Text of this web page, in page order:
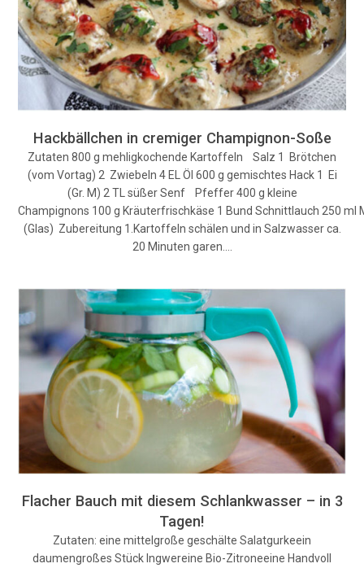
Hackbällchen in cremiger Champignon-Soße
Zutaten 800 g mehligkochende Kartoffeln Salz 1 Brötchen
(vom Vortag) 2 Zwiebeln 4 EL Öl 600 g gemischtes Hack 1 Ei
(Gr. M) 2 TL süßer Senf Pfeffer 400 g kleine
Champignons 100 g Kräuterfrischkäse 1 Bund Schnittlauch 250
(Glas) Zubereitung 1.Kartoffeln schälen und in Salzwasser ca.
20 Minuten garen.…
Flacher Bauch mit diesem Schlankwasser – in 3
Tagen!
Zutaten: eine mittelgroße geschälte Salatgurkeein
daumengroßes Stück Ingwereine Bio-Zitroneeine Handvoll